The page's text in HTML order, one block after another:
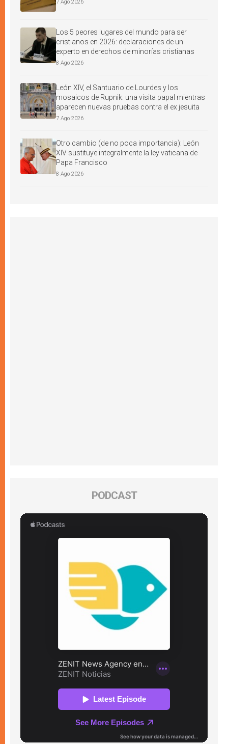
7 Ago 2026
Los 5 peores lugares del mundo para ser
cristianos en 2026: declaraciones de un
experto en derechos de minorías cristianas
8 Ago 2026
León XIV, el Santuario de Lourdes y los
mosaicos de Rupnik: una visita papal mientras
aparecen nuevas pruebas contra el ex jesuita
7 Ago 2026
Otro cambio (de no poca importancia): León
XIV sustituye integralmente la ley vaticana de
Papa Francisco
8 Ago 2026
PODCAST